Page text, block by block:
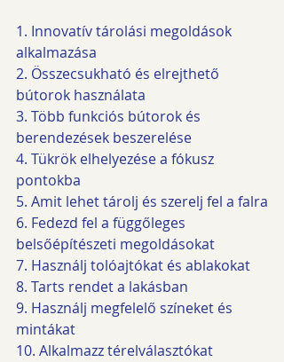
1. Innovatív tárolási megoldások
alkalmazása
2. Összecsukható és elrejthető
bútorok használata
3. Több funkciós bútorok és
berendezések beszerelése
4. Tükrök elhelyezése a fókusz
pontokba
5. Amit lehet tárolj és szerelj fel a falra
6. Fedezd fel a függőleges
belsőépítészeti megoldásokat
7. Használj tolóajtókat és ablakokat
8. Tarts rendet a lakásban
9. Használj megfelelő színeket és
mintákat
10. Alkalmazz térelválasztókat